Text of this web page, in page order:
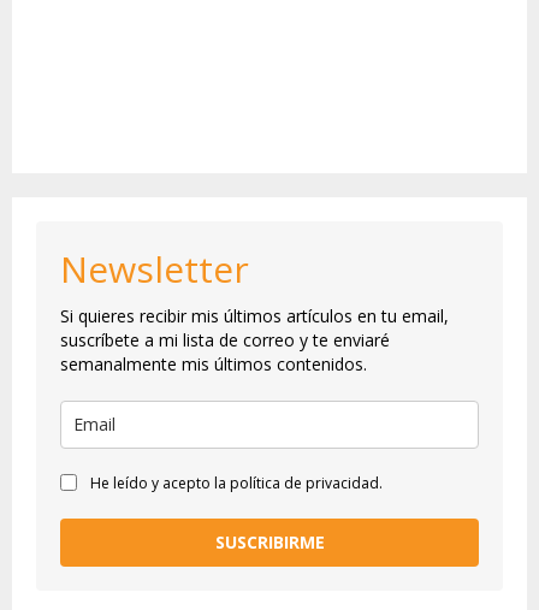
Newsletter
Si quieres recibir mis últimos artículos en tu email,
suscríbete a mi lista de correo y te enviaré
semanalmente mis últimos contenidos.
He leído y acepto la política de privacidad.
SUSCRIBIRME